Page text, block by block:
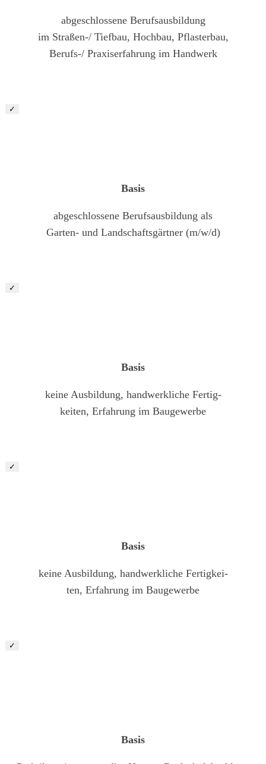
abgeschlossene Berufsausbildung
im Straßen-/ Tiefbau, Hochbau, Pflasterbau,
Berufs-/ Praxiserfahrung im Handwerk
✓
Basis
abgeschlossene Berufsausbildung als
Garten- und Landschaftsgärtner (m/w/d)
✓
Basis
keine Ausbildung, handwerkliche Fertig-
keiten, Erfahrung im Baugewerbe
✓
Basis
keine Ausbildung, handwerkliche Fertigkei-
ten, Erfahrung im Baugewerbe
✓
Basis